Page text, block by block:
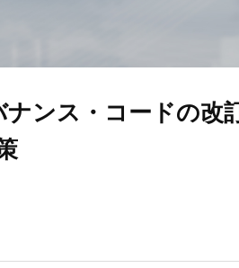
ンス・コードの改